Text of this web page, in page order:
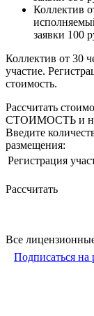
Коллектив
заявки 100
Коллектив от 30
участие.
стоимость.
Рассчитать
СТОИМОСТЬ и не
Введите
размещения:
Регистрация
Рассчитать
Все
Подписаться на